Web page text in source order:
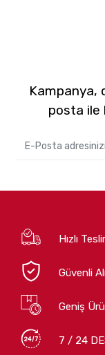
Kampanya,
posta ile
Hızlı
Güvenli
Geniş
7 / 24